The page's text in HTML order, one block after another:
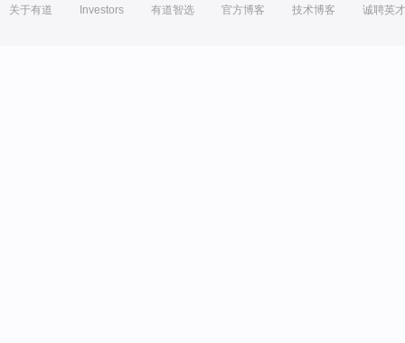
关于有道 Investors 有道智选 官方博客 技术博客 诚聘英才